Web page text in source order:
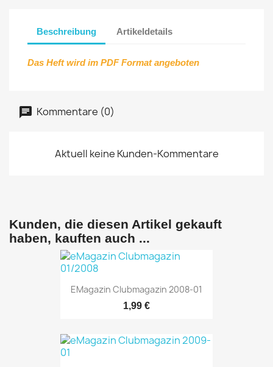
Beschreibung Artikeldetails
Das Heft wird im PDF Format angeboten
Kommentare (0)
Aktuell keine Kunden-Kommentare
Kunden, die diesen Artikel gekauft
haben, kauften auch ...
EMagazin Clubmagazin 2008-01
1,99 €